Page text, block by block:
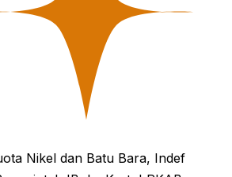
Nikel dan Batu Bara, Indef